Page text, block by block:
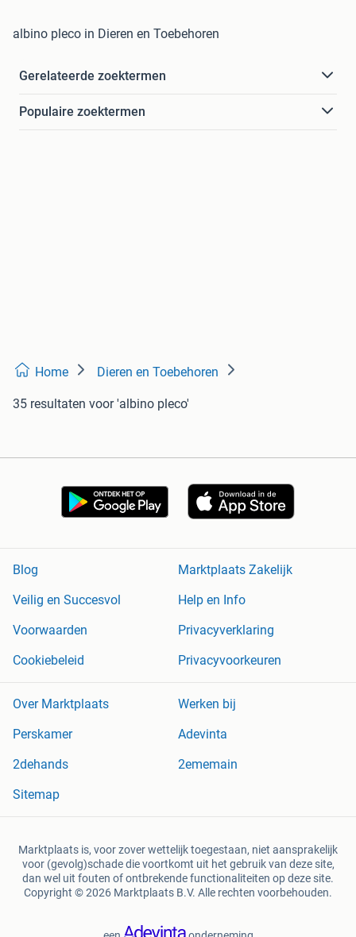
albino pleco in Dieren en Toebehoren
Gerelateerde zoektermen
Populaire zoektermen
Home Dieren en Toebehoren
35 resultaten voor 'albino pleco'
Blog
Marktplaats Zakelijk
Veilig en Succesvol
Help en Info
Voorwaarden
Privacyverklaring
Cookiebeleid
Privacyvoorkeuren
Over Marktplaats
Werken bij
Perskamer
Adevinta
2dehands
2ememain
Sitemap
Marktplaats is, voor zover wettelijk toegestaan, niet aansprakelijk
voor (gevolg)schade die voortkomt uit het gebruik van deze site,
dan wel uit fouten of ontbrekende functionaliteiten op deze site.
Copyright © 2026 Marktplaats B.V. Alle rechten voorbehouden.